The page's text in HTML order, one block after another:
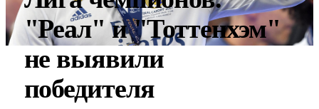
"Реал" и "Тоттенхэм"
не выявили
победителя